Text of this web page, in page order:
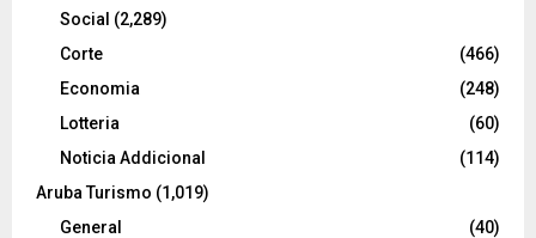
Social (2,289)
Corte
(466)
Economia
(248)
Lotteria
(60)
Noticia Addicional
(114)
Aruba Turismo (1,019)
General
(40)